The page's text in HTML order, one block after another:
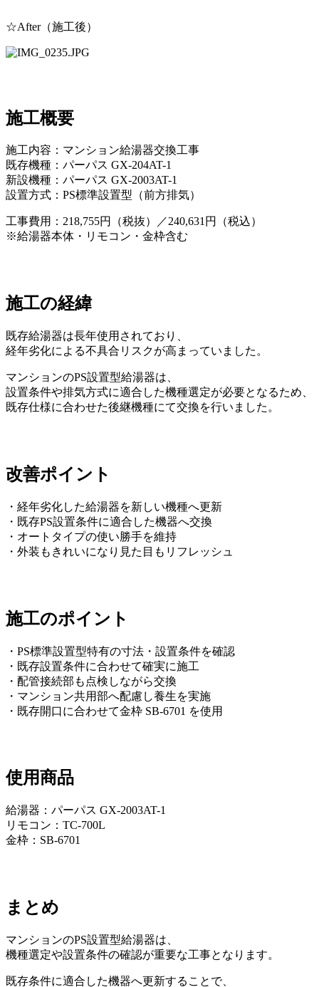
☆After（施工後）
施工概要
施工内容：マンション給湯器交換工事
既存機種：パーパス GX-204AT-1
新設機種：パーパス GX-2003AT-1
設置方式：PS標準設置型（前方排気）
工事費用：218,755円（税抜）／240,631円（税込）
※給湯器本体・リモコン・金枠含む
施工の経緯
既存給湯器は長年使用されており、
経年劣化による不具合リスクが高まっていました。
マンションのPS設置型給湯器は、
設置条件や排気方式に適合した機種選定が必要となるため、
既存仕様に合わせた後継機種にて交換を行いました。
改善ポイント
・経年劣化した給湯器を新しい機種へ更新
・既存PS設置条件に適合した機器へ交換
・オートタイプの使い勝手を維持
・外装もきれいになり見た目もリフレッシュ
施工のポイント
・PS標準設置型特有の寸法・設置条件を確認
・既存設置条件に合わせて確実に施工
・配管接続部も点検しながら交換
・マンション共用部へ配慮し養生を実施
・既存開口に合わせて金枠 SB-6701 を使用
使用商品
給湯器：パーパス GX-2003AT-1
リモコン：TC-700L
金枠：SB-6701
まとめ
マンションのPS設置型給湯器は、
機種選定や設置条件の確認が重要な工事となります。
既存条件に適合した機器へ更新することで、